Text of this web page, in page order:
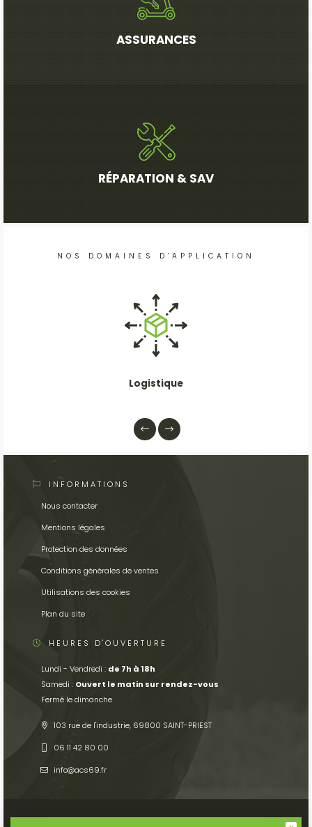
ASSURANCES
RÉPARATION & SAV
NOS DOMAINES D'APPLICATION
Logistique
INFORMATIONS
Nous contacter
Mentions légales
Protection des données
Conditions générales de ventes
Utilisations des cookies
Plan du site
HEURES D'OUVERTURE
Lundi - Vendredi : de 7h à 18h
Samedi : Ouvert le matin sur rendez-vous
Fermé le dimanche
103 rue de l'industrie, 69800 SAINT-PRIEST
06 11 42 80 00
info
acs69.fr